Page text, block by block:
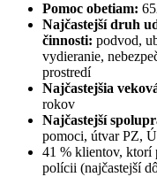
Pomoc obetiam:
Najčastejší druh
činnosti: podvod,
vydieranie,
prostredí
Najčastejšia
rokov
Najčastejší
pomoci, útvar PZ,
41 % klientov, ktorí
polícii (najčastejší